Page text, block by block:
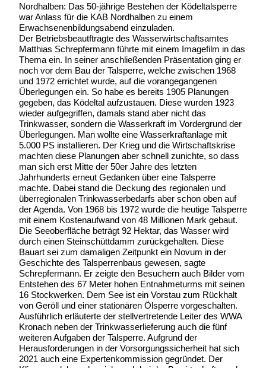
Nordhalben: Das 50-jährige Bestehen der Ködeltalsperre
war Anlass für die KAB Nordhalben zu einem
Erwachsenenbildungsabend einzuladen.
Der Betriebsbeautftragte des Wasserwirtschaftsamtes
Matthias Schrepfermann führte mit einem Imagefilm in das
Thema ein. In seiner anschließenden Präsentation ging er
noch vor dem Bau der Talsperre, welche zwischen 1968
und 1972 errichtet wurde, auf die vorangegangenen
Überlegungen ein. So habe es bereits 1905 Planungen
gegeben, das Ködeltal aufzustauen. Diese wurden 1923
wieder aufgegriffen, damals stand aber nicht das
Trinkwasser, sondern die Wasserkraft im Vordergrund der
Überlegungen. Man wollte eine Wasserkraftanlage mit
5.000 PS installieren. Der Krieg und die Wirtschaftskrise
machten diese Planungen aber schnell zunichte, so dass
man sich erst Mitte der 50er Jahre des letzten
Jahrhunderts erneut Gedanken über eine Talsperre
machte. Dabei stand die Deckung des regionalen und
überregionalen Trinkwasserbedarfs aber schon oben auf
der Agenda. Von 1968 bis 1972 wurde die heutige Talsperre
mit einem Kostenaufwand von 48 Millionen Mark gebaut.
Die Seeoberfläche beträgt 92 Hektar, das Wasser wird
durch einen Steinschüttdamm zurückgehalten. Diese
Bauart sei zum damaligen Zeitpunkt ein Novum in der
Geschichte des Talsperrenbaus gewesen, sagte
Schrepfermann. Er zeigte den Besuchern auch Bilder vom
Entstehen des 67 Meter hohen Entnahmeturms mit seinen
16 Stockwerken. Dem See ist ein Vorstau zum Rückhalt
von Geröll und einer stationären Ölsperre vorgeschalten.
Ausführlich erläuterte der stellvertretende Leiter des WWA
Kronach neben der Trinkwasserlieferung auch die fünf
weiteren Aufgaben der Talsperre. Aufgrund der
Herausforderungen in der Vorsorgungssicherheit hat sich
2021 auch eine Expertenkommission gegründet. Der